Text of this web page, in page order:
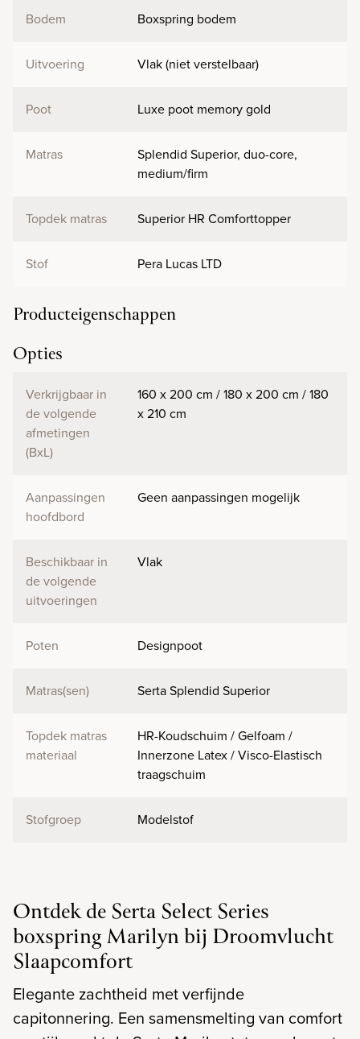
Bodem Boxspring bodem
Uitvoering Vlak (niet verstelbaar)
Poot Luxe poot memory gold
Matras
Splendid Superior, duo-core,
medium/firm
Topdek matras Superior HR Comforttopper
Stof Pera Lucas LTD
Producteigenschappen
Opties
Verkrijgbaar in
de volgende
afmetingen
(BxL)
160 x 200 cm / 180 x 200 cm / 180
x 210 cm
Aanpassingen
hoofdbord
Geen aanpassingen mogelijk
Beschikbaar in
de volgende
uitvoeringen
Vlak
Poten Designpoot
Matras(sen) Serta Splendid Superior
Topdek matras
materiaal
HR-Koudschuim / Gelfoam /
Innerzone Latex / Visco-Elastisch
traagschuim
Stofgroep Modelstof
Ontdek de Serta Select Series
boxspring Marilyn bij Droomvlucht
Slaapcomfort
Elegante zachtheid met verfijnde
capitonnering. Een samensmelting van comfort